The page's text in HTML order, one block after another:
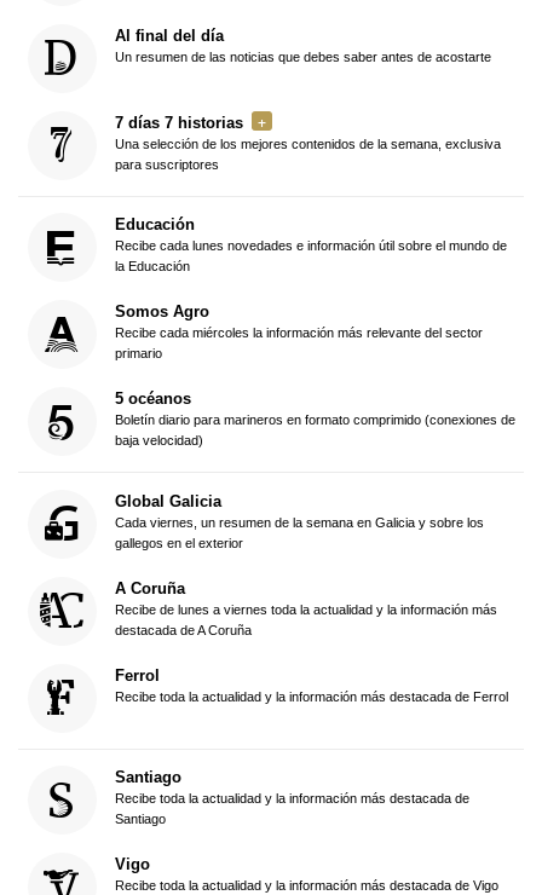
Al final del día
Un resumen de las noticias que debes saber antes de acostarte
7 días 7 historias
Una selección de los mejores contenidos de la semana, exclusiva
para suscriptores
Educación
Recibe cada lunes novedades e información útil sobre el mundo de
la Educación
Somos Agro
Recibe cada miércoles la información más relevante del sector
primario
5 océanos
Boletín diario para marineros en formato comprimido (conexiones de
baja velocidad)
Global Galicia
Cada viernes, un resumen de la semana en Galicia y sobre los
gallegos en el exterior
A Coruña
Recibe de lunes a viernes toda la actualidad y la información más
destacada de A Coruña
Ferrol
Recibe toda la actualidad y la información más destacada de Ferrol
Santiago
Recibe toda la actualidad y la información más destacada de
Santiago
Vigo
Recibe toda la actualidad y la información más destacada de Vigo